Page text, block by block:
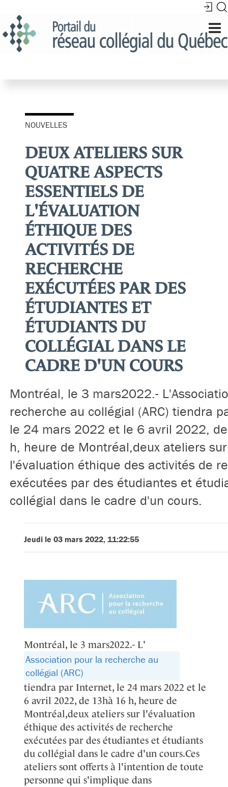
NOUVELLES
DEUX ATELIERS SUR
QUATRE ASPECTS
ESSENTIELS DE
L'ÉVALUATION
ÉTHIQUE DES
ACTIVITÉS DE
RECHERCHE
EXÉCUTÉES PAR DES
ÉTUDIANTES ET
ÉTUDIANTS DU
COLLÉGIAL DANS LE
CADRE D'UN COURS
Montréal, le 3 mars2022.-
recherche au collégial (ARC) tiendra
le 24 mars 2022 et le 6 avril 2022,
h, heure de Montréal,deux ateliers sur
l'évaluation éthique des activités de
exécutées par des étudiantes et
collégial dans le cadre d'un cours.
Jeudi le 03 mars 2022, 11:22:55
Montréal, le 3 mars2022.- L'
Association pour la recherche au
collégial (ARC)
tiendra par Internet, le 24 mars 2022 et le
6 avril 2022, de 13hà 16 h, heure de
Montréal,deux ateliers sur l'évaluation
éthique des activités de recherche
exécutées par des étudiantes et étudiants
du collégial dans le cadre d'un cours.Ces
ateliers sont offerts à l'intention de toute
personne qui s'implique dans